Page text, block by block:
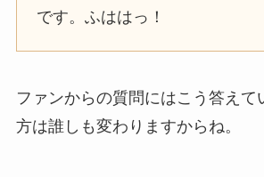
です。ふははっ！
ファンからの質問にはこう答えて
方は誰しも変わりますからね。